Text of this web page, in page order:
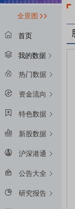
全景图
首页
我的数据
热门数据
资金流向
特色数据
新股数据
沪深港通
公告大全
研究报告